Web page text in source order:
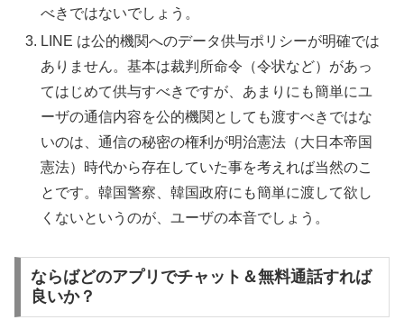
べきではないでしょう。
LINE は公的機関へのデータ供与ポリシーが明確では
ありません。基本は裁判所命令（令状など）があっ
てはじめて供与すべきですが、あまりにも簡単にユ
ーザの通信内容を公的機関としても渡すべきではな
いのは、通信の秘密の権利が明治憲法（大日本帝国
憲法）時代から存在していた事を考えれば当然のこ
とです。韓国警察、韓国政府にも簡単に渡して欲し
くないというのが、ユーザの本音でしょう。
ならばどのアプリでチャット＆無料通話すれば
良いか？